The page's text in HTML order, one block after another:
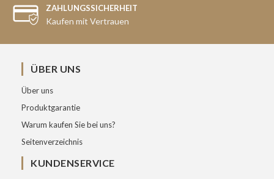
ZAHLUNGSSICHERHEIT
Kaufen mit Vertrauen
ÜBER UNS
Über uns
Produktgarantie
Warum kaufen Sie bei uns?
Seitenverzeichnis
KUNDENSERVICE